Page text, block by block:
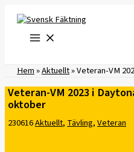
innehåll
Hem»Aktuellt»Veteran-VM
Veteran-VM 2023 i
oktober
230616Aktuellt,Tävling,Veteran